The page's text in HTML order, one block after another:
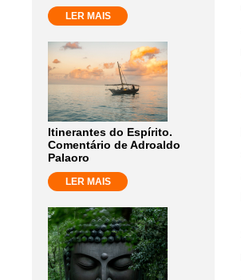
LER MAIS
Itinerantes do Espírito.
Comentário de Adroaldo
Palaoro
LER MAIS